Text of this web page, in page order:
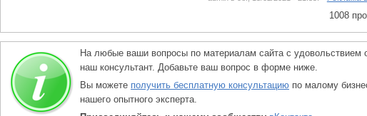
1008
На любые ваши вопросы по материалам сайта с удовольствием
наш консультант. Добавьте ваш вопрос в форме ниже.
Вы можете получить бесплатную консультацию по малому
нашего опытного эксперта.